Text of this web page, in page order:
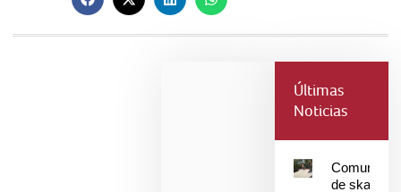
Últimas
Noticias
Comunidad
de skaters